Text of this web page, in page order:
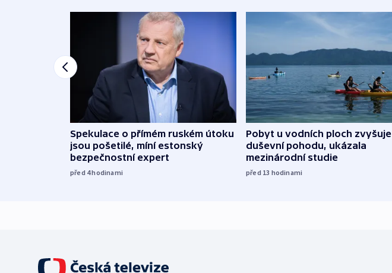
Spekulace o přímém ruském útoku
jsou pošetilé, míní estonský
bezpečnostní expert
před 4hodinami
Pobyt u vodních ploch zvyšuje
duševní pohodu, ukázala
mezinárodní studie
před 13 hodinami